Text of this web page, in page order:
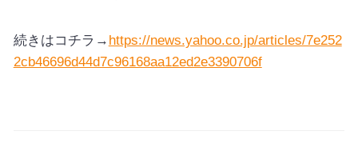
続きはコチラ→ https://news.yahoo.co.jp/articles/7e252
2cb46696d44d7c96168aa12ed2e3390706f